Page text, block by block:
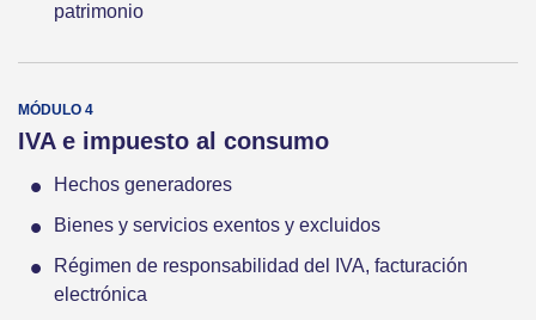
patrimonio
IVA e impuesto al consumo
Hechos generadores
Bienes y servicios exentos y excluidos
Régimen de responsabilidad del IVA, facturación
electrónica